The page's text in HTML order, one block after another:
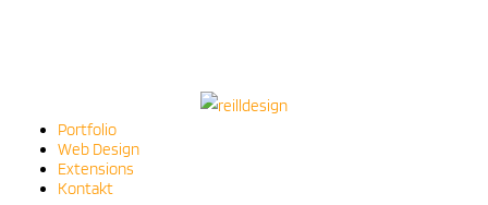
Portfolio
Web Design
Extensions
Kontakt